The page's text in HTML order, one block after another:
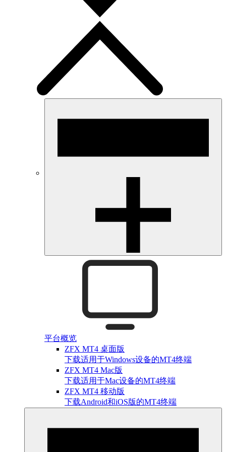
平台概览
ZFX MT4 桌面版
下载适用于Windows设备的MT4终端
ZFX MT4 Mac版
下载适用于Mac设备的MT4终端
ZFX MT4 移动版
下载Android和iOS版的MT4终端